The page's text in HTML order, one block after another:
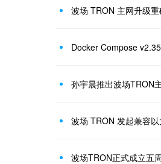
波场 TRON 主网升级
Docker Compose
孙宇晨推出波场TRON
波场 TRON 发起兼容
波场TRON正式成立五